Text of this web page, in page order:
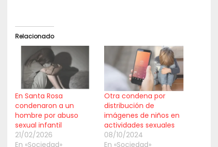
Relacionado
En Santa Rosa
condenaron a un
hombre por abuso
sexual infantil
21/02/2026
En «Sociedad»
Otra condena por
distribución de
imágenes de niños en
actividades sexuales
08/10/2024
En «Sociedad»